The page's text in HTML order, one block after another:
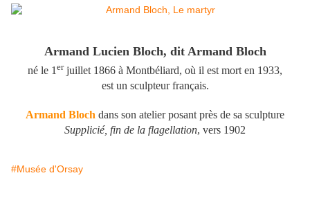
Armand Lucien Bloch, dit Armand Bloch
né le 1 erjuillet 1866 à Montbéliard, où il est mort en 1933,
est un sculpteur français.
Armand Bloch dans son atelier posant près de sa sculpture
Supplicié, fin de la flagellation, vers 1902
#Musée d'Orsay